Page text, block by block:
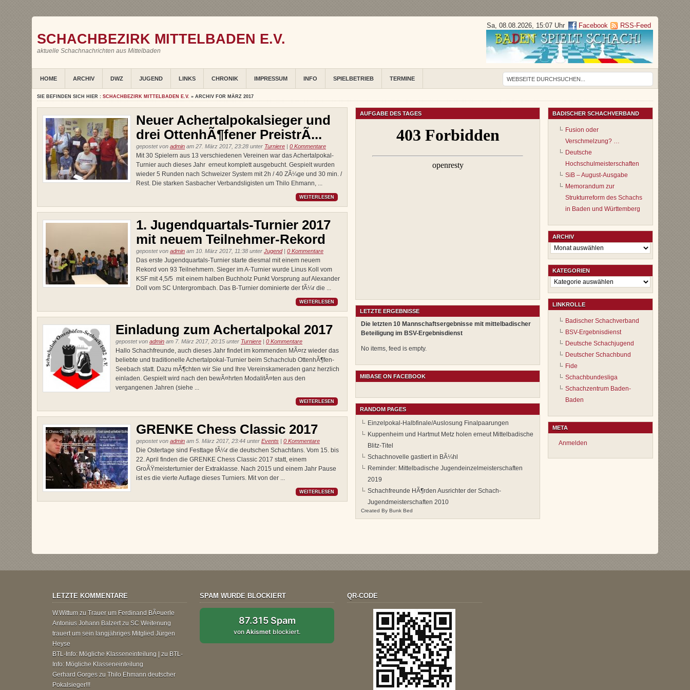
SCHACHBEZIRK MITTELBADEN E.V.
aktuelle Schachnachrichten aus Mittelbaden
Sa, 08.08.2026, 15:07 Uhr Facebook RSS-Feed
HOME ARCHIV DWZ JUGEND LINKS CHRONIK IMPRESSUM INFO SPIELBETRIEB TERMINE
SIE BEFINDEN SICH HIER : SCHACHBEZIRK MITTELBADEN E.V. » ARCHIV FOR MÄRZ 2017
Neuer Achertalpokalsieger und
drei OttenhÃ¶fener PreistrÃ...
gepostet von admin am 27. März 2017, 23:28 unter Turniere 0 Kommentare
Mit 30 Spielern aus 13 verschiedenen Vereinen war das Achertalpokal-
Turnier auch dieses Jahr erneut komplett ausgebucht. Gespielt wurden
wieder 5 Runden nach Schweizer System mit 2h / 40 ZÃ¼ge und 30 min. /
Rest. Die starken Sasbacher Verbandsligisten um Thilo Ehmann, ...
WEITERLESEN
1. Jugendquartals-Turnier 2017
mit neuem Teilnehmer-Rekord
gepostet von admin am 10. März 2017, 11:38 unter Jugend| 0 Kommentare
Das erste Jugendquartals-Turnier starte diesmal mit einem neuem
Rekord von 93 Teilnehmern. Sieger im A-Turnier wurde Linus Koll vom
KSF mit 4,5/5 mit einem halben Buchholz Punkt Vorsprung auf Alexander
Doll vom SC Untergrombach. Das B-Turnier dominierte der fÃ¼r die ...
WEITERLESEN
Einladung zum Achertalpokal 2017
gepostet von admin am 7. März 2017, 20:15 unter Turniere 0 Kommentare
Hallo Schachfreunde, auch dieses Jahr findet im kommenden MÃ¤rz wieder das
beliebte und traditionelle Achertalpokal-Turnier beim Schachclub OttenhÃ¶fen-
Seebach statt. Dazu mÃ¶chten wir Sie und Ihre Vereinskameraden ganz herzlich
einladen. Gespielt wird nach den bewÃ¤hrten ModalitÃ¤ten aus den
vergangenen Jahren (siehe ...
WEITERLESEN
GRENKE Chess Classic 2017
gepostet von admin am 5. März 2017, 23:44 unter Events 0 Kommentare
Die Ostertage sind Festtage fÃ¼r die deutschen Schachfans. Vom 15. bis
22. April finden die GRENKE Chess Classic 2017 statt, einem
GroÃŸmeisterturnier der Extraklasse. Nach 2015 und einem Jahr Pause
ist es die vierte Auflage dieses Turniers. Mit von der ...
WEITERLESEN
AUFGABE DES TAGES
LETZTE ERGEBNISSE
Die letzten 10 Mannschaftsergebnisse mit mittelbadischer
Beteiligung im BSV-Ergebnisdienst
No items, feed is empty.
MIBASE ON FACEBOOK
RANDOM PAGES
Einzelpokal-Halbfinale/Auslosung Finalpaarungen
Kuppenheim und Hartmut Metz holen erneut Mittelbadische
Blitz-Titel
Schachnovelle gastiert in BÃ¼hl
Reminder: Mittelbadische Jugendeinzelmeisterschaften
2019
Schachfreunde HÃ¶rden Ausrichter der Schach-
Jugendmeisterschaften 2010
Created By Bunk Bed
BADISCHER SCHACHVERBAND
Fusion oder
Verschmelzung? …
Deutsche
Hochschulmeisterschaften
SiB – August-Ausgabe
Memorandum zur
Strukturreform des Schachs
in Baden und Württemberg
ARCHIV
Archiv
KATEGORIEN
Kategorien
LINKROLLE
Badischer Schachverband
BSV-Ergebnisdienst
Deutsche Schachjugend
Deutscher Schachbund
Fide
Schachbundesliga
Schachzentrum Baden-
Baden
META
Anmelden
LETZTE KOMMENTARE
W.Wittum zu Trauer um Ferdinand BÃ¤uerle
Antonius Johann Balzertzu SC Weitenung
trauert um sein langjähriges Mitglied Jürgen
Heyse
BTL-Info: Mögliche Klasseneinteilung |
zu BTL-
Info: Mögliche Klasseneinteilung
Gerhard Gorges zu Thilo Ehmann deutscher
Pokalsieger!!!
SPAM WURDE BLOCKIERT
87.315 Spam
vonAkismet blockiert.
QR-CODE